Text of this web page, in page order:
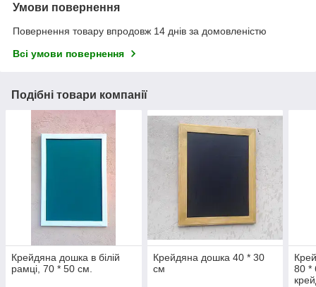
Умови повернення
Повернення товару впродовж 14 днів за домовленістю
Всі умови повернення
Подібні товари компанії
Крейдяна дошка в білій
рамці, 70 * 50 см.
Крейдяна дошка 40 * 30
см
80 *